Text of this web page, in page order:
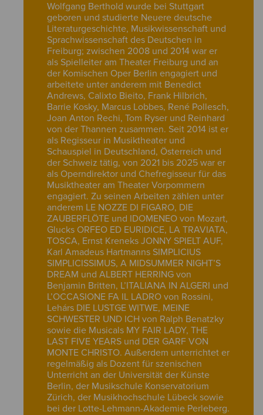
Wolfgang Berthold wurde bei Stuttgart
geboren und studierte Neuere deutsche
Literaturgeschichte, Musikwissenschaft und
Sprachwissenschaft des Deutschen in
Freiburg; zwischen 2008 und 2014 war er
als Spielleiter am Theater Freiburg und an
der Komischen Oper Berlin engagiert und
arbeitete unter anderem mit Benedict
Andrews, Calixto Bieito, Frank Hilbrich,
Barrie Kosky, Marcus Lobbes, René Pollesch,
Joan Anton Rechi, Tom Ryser und Reinhard
von der Thannen zusammen. Seit 2014 ist er
als Regisseur in Musiktheater und
Schauspiel in Deutschland, Österreich und
der Schweiz tätig, von 2021 bis 2025 war er
als Operndirektor und Chefregisseur für das
Musiktheater am Theater Vorpommern
engagiert. Zu seinen Arbeiten zählen unter
anderem LE NOZZE DI FIGARO, DIE
ZAUBERFLÖTE und IDOMENEO von Mozart,
Glucks ORFEO ED EURIDICE, LA TRAVIATA,
TOSCA, Ernst Kreneks JONNY SPIELT AUF,
Karl Amadeus Hartmanns SIMPLICIUS
SIMPLICISSIMUS, A MIDSUMMER NIGHT’S
DREAM und ALBERT HERRING von
Benjamin Britten, L’ITALIANA IN ALGERI und
L’OCCASIONE FA IL LADRO von Rossini,
Lehárs DIE LUSTGE WITWE, MEINE
SCHWESTER UND ICH von Ralph Benatzky
sowie die Musicals MY FAIR LADY, THE
LAST FIVE YEARS und DER GARF VON
MONTE CHRISTO. Außerdem unterrichtet er
regelmäßig als Dozent für szenischen
Unterricht an der Universität der Künste
Berlin, der Musikschule Konservatorium
Zürich, der Musikhochschule Lübeck sowie
bei der Lotte-Lehmann-Akademie Perleberg.